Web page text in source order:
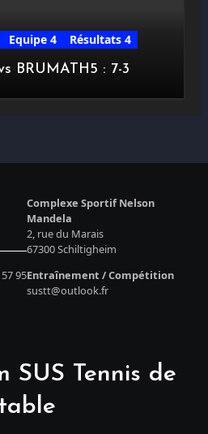
Equipe 4
Résultats 4
BRUMATH5 : 7-3
Complexe Sportif Nelson
Mandela
2, rue du Marais
67300 Schiltigheim
95Entraînement / Compétition
sustt@outlook.fr
SUS Tennis de
table